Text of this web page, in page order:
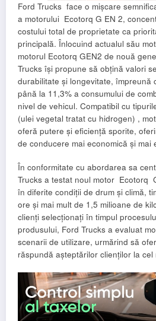
Ford Trucks face o mișcare
a motorului Ecotorq G EN 2,
costului total de proprietate ca
principală. Înlocuind actualul său
motorul Ecotorq GEN2 de nouă
Trucks își propune să obțină valori
durabilitate și longevitate, împreună
până la 11,3% a consumului de
nivel de vehicul. Compatibil cu
(ulei vegetal tratat cu hidrogen) ,
oferă putere și eficiență sporite,
de conducere mai economică
În conformitate cu abordarea sa
Trucks a testat noul motor Ecotorq
în diferite condiții de drum și climă,
ore și mai mult de 1,5 milioane de
clienți selecționați în timpul
produsului, Ford Trucks a evaluat
scenarii de utilizare, urmărind să
răspundă așteptărilor clienților la cel